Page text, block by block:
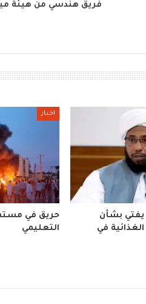
فريق هندسي من هيئة
بشأن
في
اخبار
حريق في
التعليمي